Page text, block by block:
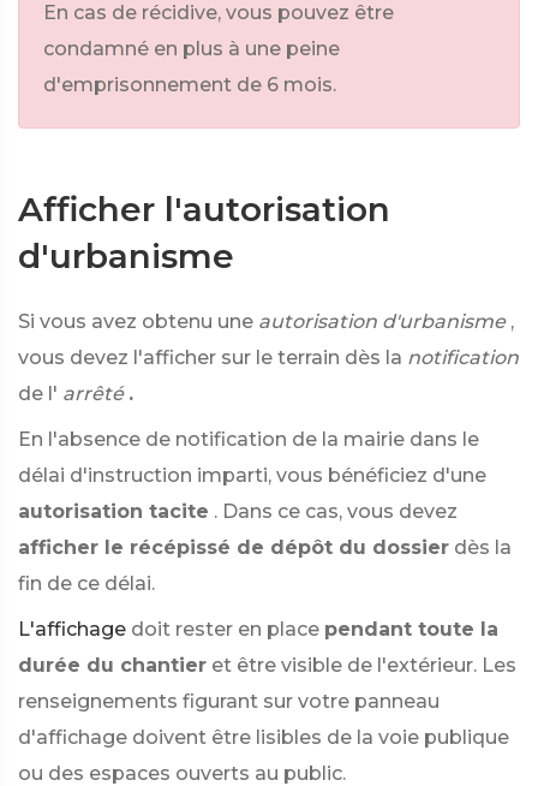
En cas de récidive, vous pouvez être
condamné en plus à une peine
d'emprisonnement de 6 mois.
Afficher l'autorisation
d'urbanisme
Si vous avez obtenu une autorisation d'urbanisme ,
vous devez l'afficher sur le terrain dès la notification
de l' arrêté .
En l'absence de notification de la mairie dans le
délai d'instruction imparti, vous bénéficiez d'une
autorisation tacite . Dans ce cas, vous devez
afficher le récépissé de dépôt du dossier dès la
fin de ce délai.
L'affichage doit rester en place pendant toute la
durée du chantier et être visible de l'extérieur. Les
renseignements figurant sur votre panneau
d'affichage doivent être lisibles de la voie publique
ou des espaces ouverts au public.